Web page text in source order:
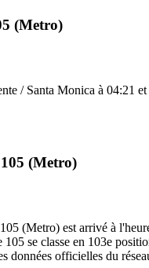
(Metro)
/ Santa Monica à 04:21
(Metro)
(Metro) est arrivé à
se classe en 103e
données officielles du